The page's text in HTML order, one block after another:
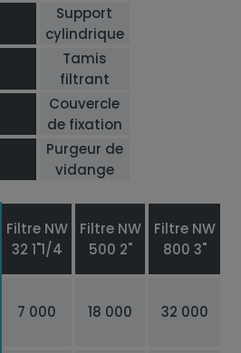
Support
cylindrique
Tamis
filtrant
Couvercle
de fixation
Purgeur de
vidange
Filtre NW
32 1"1/4
Filtre NW
500 2"
Filtre NW
800 3"
7 000 18 000 32 000